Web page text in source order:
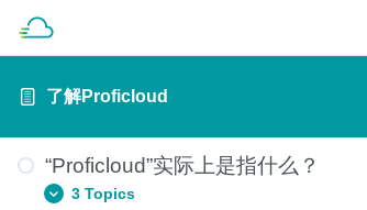
了解Proficloud
“Proficloud”实际上是指什么？
3 Topics